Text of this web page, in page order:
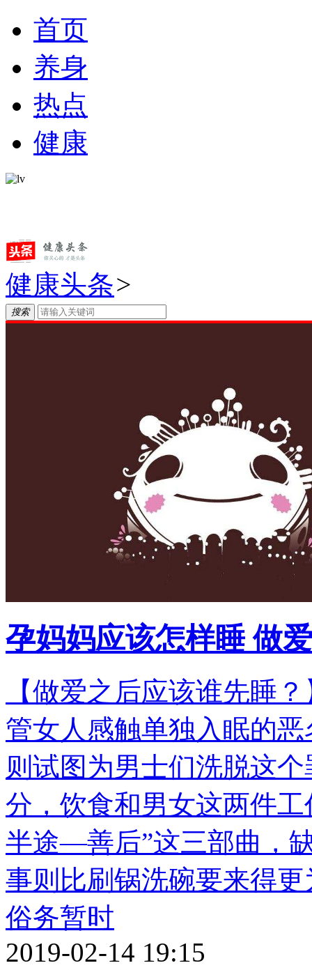
首页
养身
热点
健康
健康头条>
搜索
孕妈妈应该怎样睡 做
【做爱之后应该谁先睡
管女人感触单独入眠的
则试图为男士们洗脱这
分，饮食和男女这两件
半途—善后”这三部曲，
事则比刷锅洗碗要来得
俗务暂时
2019-02-14 19:15